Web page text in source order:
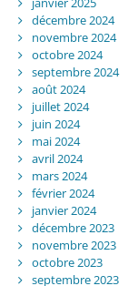
décembre 2024
novembre 2024
octobre 2024
septembre 2024
août 2024
juillet 2024
juin 2024
mai 2024
avril 2024
mars 2024
février 2024
janvier 2024
décembre 2023
novembre 2023
octobre 2023
septembre 2023